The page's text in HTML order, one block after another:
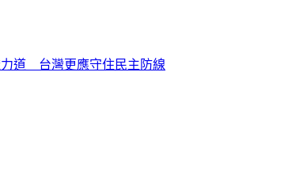
力道 台灣更應守住民主防線